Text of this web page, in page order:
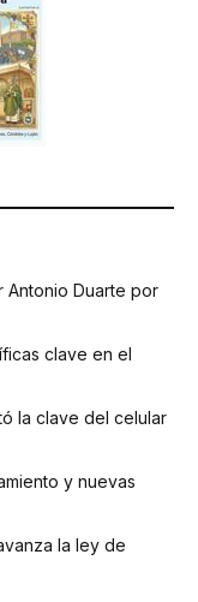
Antonio Duarte por
clave en el
la clave del celular
y nuevas
la ley de